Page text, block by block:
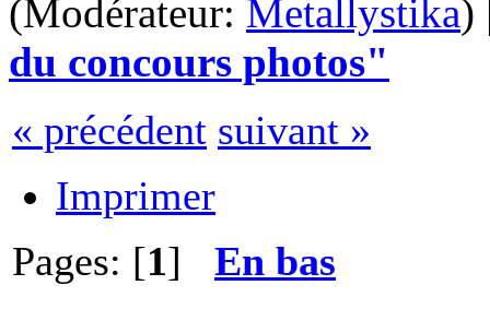
(Modérateur: Metallystika)
du concours photos"
« précédent suivant »
Imprimer
Pages: [1] En bas